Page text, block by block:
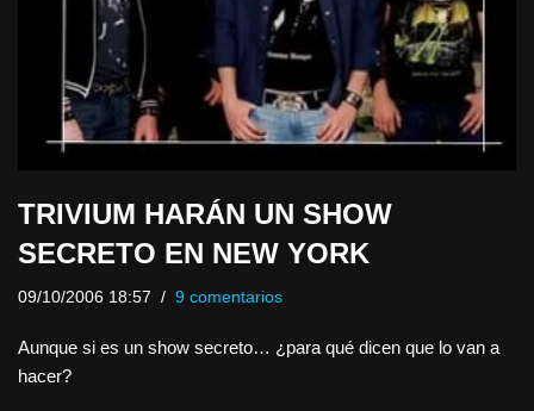
TRIVIUM HARÁN UN SHOW
SECRETO EN NEW YORK
09/10/2006 18:57 9 comentarios
Aunque si es un show secreto… ¿para qué dicen que lo van a
hacer?